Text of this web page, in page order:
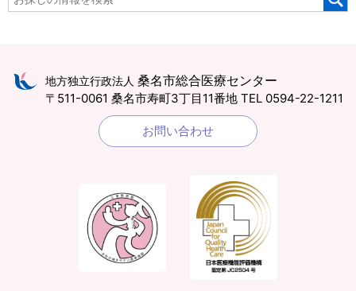
地方独立行政法人 桑名市総合医療センター
〒511-0061 桑名市寿町3丁目11番地 TEL 0594-22-1211
お問い合わせ